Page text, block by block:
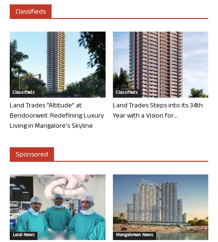
Classifieds
Classifieds
Land Trades “Altitude” at
Bendoorwell: Redefining Luxury
Living in Mangalore’s Skyline
Classifieds
Land Trades Steps into its 34th
Year with a Vision for...
Sponsored
Local News Mangalorean News